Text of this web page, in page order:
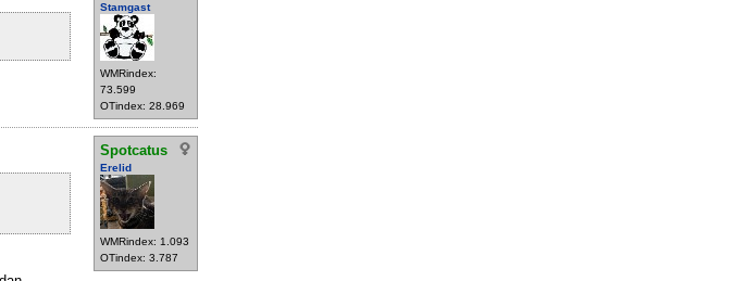
Stamgast
WMRindex:
73.599
OTindex: 28.969
Spotcatus
Erelid
WMRindex: 1.093
OTindex: 3.787